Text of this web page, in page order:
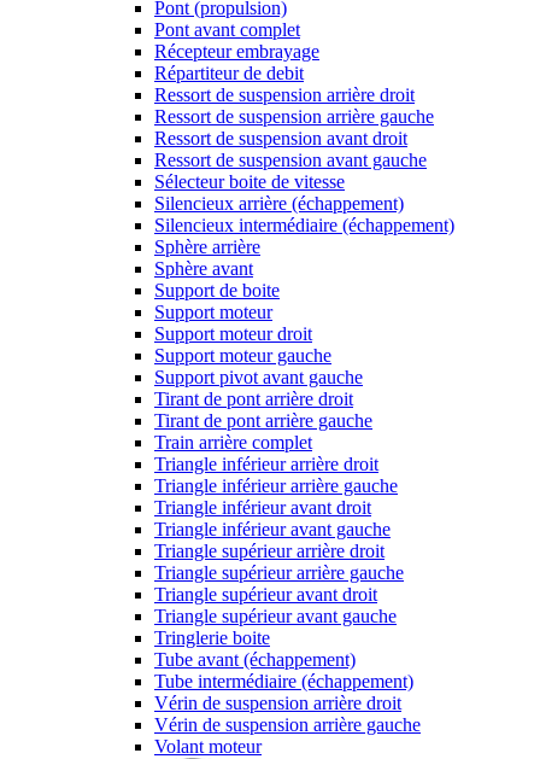
Pont (propulsion)
Pont avant complet
Récepteur embrayage
Répartiteur de debit
Ressort de suspension arrière droit
Ressort de suspension arrière gauche
Ressort de suspension avant droit
Ressort de suspension avant gauche
Sélecteur boite de vitesse
Silencieux arrière (échappement)
Silencieux intermédiaire (échappement)
Sphère arrière
Sphère avant
Support de boite
Support moteur
Support moteur droit
Support moteur gauche
Support pivot avant gauche
Tirant de pont arrière droit
Tirant de pont arrière gauche
Train arrière complet
Triangle inférieur arrière droit
Triangle inférieur arrière gauche
Triangle inférieur avant droit
Triangle inférieur avant gauche
Triangle supérieur arrière droit
Triangle supérieur arrière gauche
Triangle supérieur avant droit
Triangle supérieur avant gauche
Tringlerie boite
Tube avant (échappement)
Tube intermédiaire (échappement)
Vérin de suspension arrière droit
Vérin de suspension arrière gauche
Volant moteur